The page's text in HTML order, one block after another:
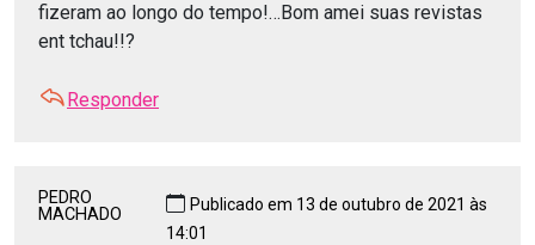
fizeram ao longo do tempo!…Bom amei suas revistas
ent tchau!!?
Responder
PEDRO
MACHADO
Publicado em 13 de outubro de 2021 às
14:01